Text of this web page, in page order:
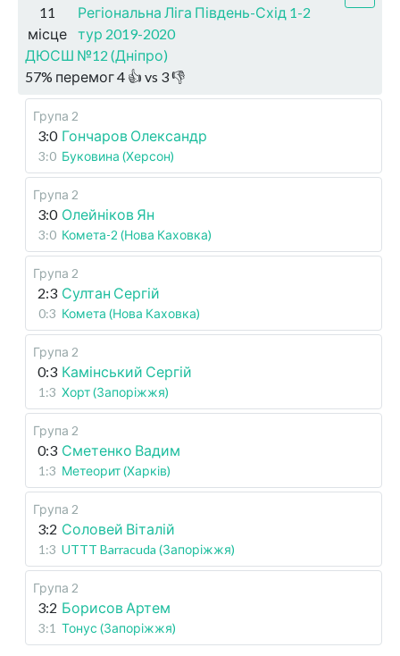
11
місце
Регіональна Ліга Південь-Схід 1-2
тур 2019-2020
ДЮСШ №12 (Дніпро)
57% перемог4 👍 vs 3👎
Група 2
3:0 Гончаров Олександр
3:0 Буковина (Херсон)
Група 2
3:0 Олейніков Ян
3:0 Комета-2 (Нова Каховка)
Група 2
2:3 Султан Сергій
0:3 Комета (Нова Каховка)
Група 2
0:3 Камінський Сергій
1:3 Хорт (Запоріжжя)
Група 2
0:3 Сметенко Вадим
1:3 Метеорит (Харків)
Група 2
3:2 Соловей Віталій
1:3 UTTT Barracuda (Запоріжжя)
Група 2
3:2 Борисов Артем
3:1 Тонус (Запоріжжя)